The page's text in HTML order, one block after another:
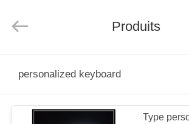
PRODUITS
Rights
by
Produits
personalized keyboard
Type